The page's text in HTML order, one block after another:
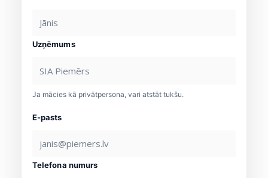
Uzņēmums
Ja mācies kā privātpersona, vari atstāt tukšu.
E-pasts
Telefona numurs